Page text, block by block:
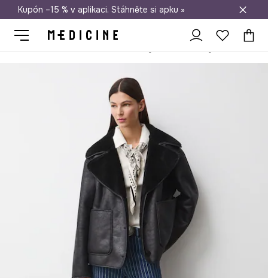
Doprava zdarma při nákupu nad 1 200 Kč
Kupón –15 % v aplikaci. Stáhněte si apku »